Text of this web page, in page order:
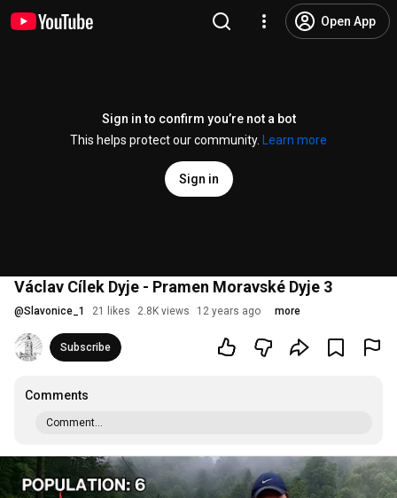
Open App
Sign in to confirm you’re not a bot
This helps protect our community.
Learn more
Sign in
Václav Cílek Dyje - Pramen Moravské Dyje 3
@Slavonice_1 21 likes 2.8K views 12 years ago more
Subscribe
Comments
Comment...